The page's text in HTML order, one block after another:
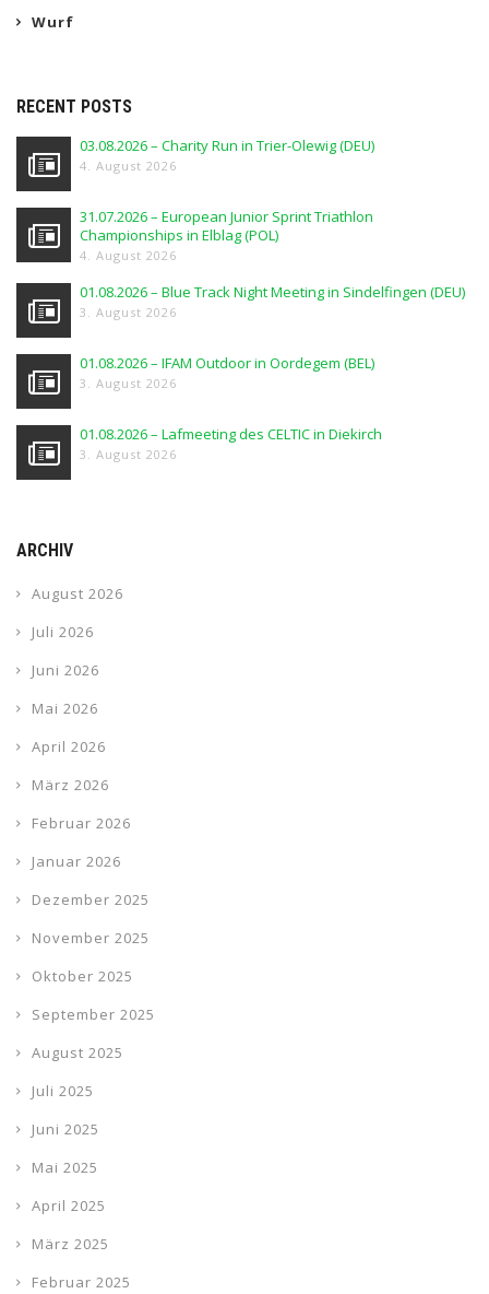
Wurf
RECENT POSTS
03.08.2026 – Charity Run in Trier-Olewig (DEU)
4. August 2026
31.07.2026 – European Junior Sprint Triathlon
Championships in Elblag (POL)
4. August 2026
01.08.2026 – Blue Track Night Meeting in Sindelfingen (DEU)
3. August 2026
01.08.2026 – IFAM Outdoor in Oordegem (BEL)
3. August 2026
01.08.2026 – Lafmeeting des CELTIC in Diekirch
3. August 2026
ARCHIV
August 2026
Juli 2026
Juni 2026
Mai 2026
April 2026
März 2026
Februar 2026
Januar 2026
Dezember 2025
November 2025
Oktober 2025
September 2025
August 2025
Juli 2025
Juni 2025
Mai 2025
April 2025
März 2025
Februar 2025